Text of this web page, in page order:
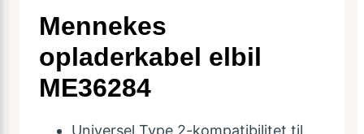
Mennekes
opladerkabel elbil
ME36284
Universel Type 2-kompatibilitet til